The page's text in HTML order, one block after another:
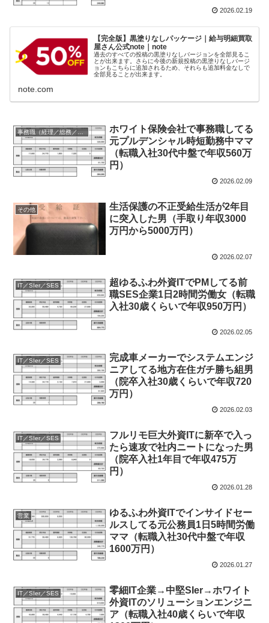
2026.02.19
【完全版】黒塗りなしパッケージ｜給与明細買取
屋さん公式note｜note
過去のすべての投稿の黒塗りなしバージョンを全部見るこ
とが出来ます。さらに今後の新規投稿の黒塗りなしバージ
ョンもこちらに追加されるため、それらも追加料金なしで
全部見ることが出来ます。
note.com
事務職（経理／総務／法務等）
ホワイト保険会社で事務職してる
元プルデンシャル時短勤務中ママ
（転職入社30代中盤で年収560万
円）
2026.02.09
その他
生活保護の不正受給生活が2年目
に突入した男（手取り年収3000
万円から5000万円）
2026.02.07
IT／SIer／SES
超ゆるふわ外資ITでPMしてる前
職SES企業1日2時間労働女（転職
入社30歳くらいで年収950万円）
2026.02.05
IT／SIer／SES
完成車メーカーでシステムエンジ
ニアしてる地方在住ガチ勝ち組男
（院卒入社30歳くらいで年収720
万円）
2026.02.03
IT／SIer／SES
フルリモ巨大外資ITに新卒で入っ
たら速攻で社内ニートになった男
（院卒入社1年目で年収475万
円）
2026.01.28
営業
ゆるふわ外資ITでインサイドセー
ルスしてる元公務員1日5時間労働
ママ（転職入社30代中盤で年収
1600万円）
2026.01.27
IT／SIer／SES
零細IT企業→中堅SIer→ホワイト
外資ITのソリューションエンジニ
ア（転職入社40歳くらいで年収